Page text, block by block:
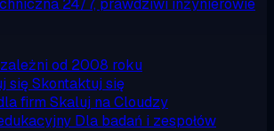
24/7, prawdziwi inżynierowie
od 2008 roku
sięSkontaktuj się
firm Skaluj na Cloudzy
Dla badań i zespołów